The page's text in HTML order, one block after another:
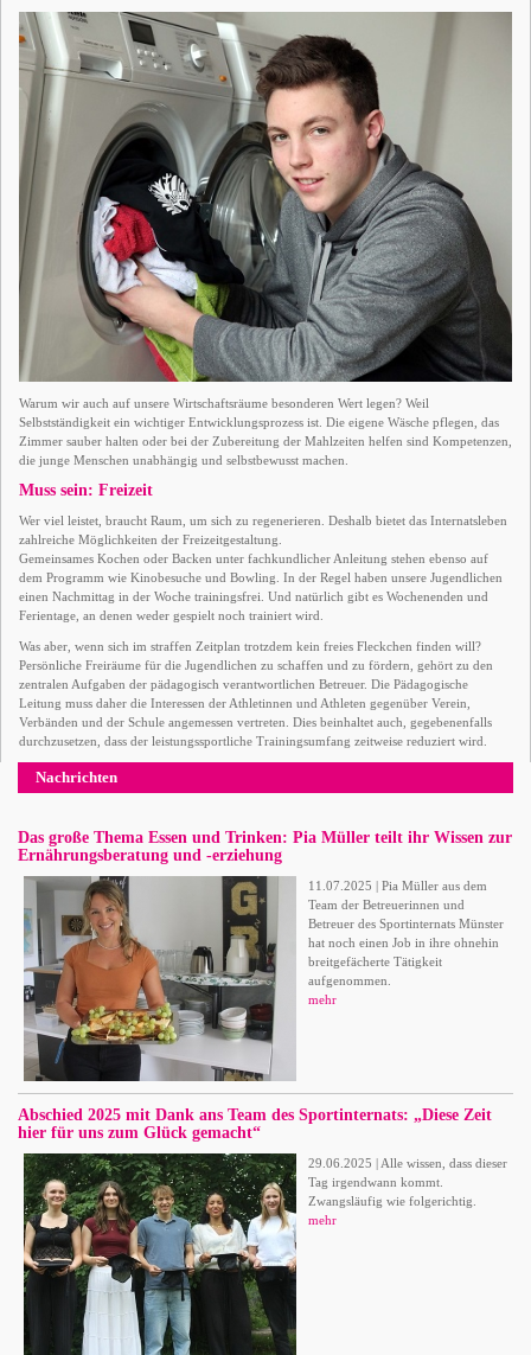
Warum wir auch auf unsere Wirtschaftsräume besonderen Wert legen? Weil
Selbstständigkeit ein wichtiger Entwicklungsprozess ist. Die eigene Wäsche pflegen, das
Zimmer sauber halten oder bei der Zubereitung der Mahlzeiten helfen sind Kompetenzen,
die junge Menschen unabhängig und selbstbewusst machen.
Muss sein: Freizeit
Wer viel leistet, braucht Raum, um sich zu regenerieren. Deshalb bietet das Internatsleben
zahlreiche Möglichkeiten der Freizeitgestaltung.
Gemeinsames Kochen oder Backen unter fachkundlicher Anleitung stehen ebenso auf
dem Programm wie Kinobesuche und Bowling. In der Regel haben unsere Jugendlichen
einen Nachmittag in der Woche trainingsfrei. Und natürlich gibt es Wochenenden und
Ferientage, an denen weder gespielt noch trainiert wird.
Was aber, wenn sich im straffen Zeitplan trotzdem kein freies Fleckchen finden will?
Persönliche Freiräume für die Jugendlichen zu schaffen und zu fördern, gehört zu den
zentralen Aufgaben der pädagogisch verantwortlichen Betreuer. Die Pädagogische
Leitung muss daher die Interessen der Athletinnen und Athleten gegenüber Verein,
Verbänden und der Schule angemessen vertreten. Dies beinhaltet auch, gegebenenfalls
durchzusetzen, dass der leistungssportliche Trainingsumfang zeitweise reduziert wird.
Nachrichten
Das große Thema Essen und Trinken: Pia Müller teilt ihr Wissen zur
Ernährungsberatung und -erziehung
11.07.2025 | Pia Müller aus dem
Team der Betreuerinnen und
Betreuer des Sportinternats Münster
hat noch einen Job in ihre ohnehin
breitgefächerte Tätigkeit
aufgenommen.
mehr
Abschied 2025 mit Dank ans Team des Sportinternats: „Diese Zeit
hier für uns zum Glück gemacht“
29.06.2025 | Alle wissen, dass dieser
Tag irgendwann kommt.
Zwangsläufig wie folgerichtig.
mehr